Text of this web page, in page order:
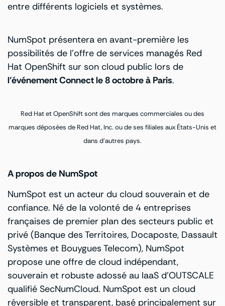
entre différents logiciels et systèmes.
NumSpot présentera en avant-première les
possibilités de l’offre de services managés Red
Hat OpenShift sur son cloud public lors de
l’événement Connect le 8 octobre à Paris.
Red Hat et OpenShift sont des marques commerciales ou des
marques déposées de Red Hat, Inc. ou de ses filiales aux États-Unis et
dans d’autres pays.
A propos de NumSpot
NumSpot est un acteur du cloud souverain et de
confiance. Né de la volonté de 4 entreprises
françaises de premier plan des secteurs public et
privé (Banque des Territoires, Docaposte, Dassault
Systèmes et Bouygues Telecom), NumSpot
propose une offre de cloud indépendant,
souverain et robuste adossé au IaaS d’OUTSCALE
qualifié SecNumCloud. NumSpot est un cloud
réversible et transparent, basé principalement sur